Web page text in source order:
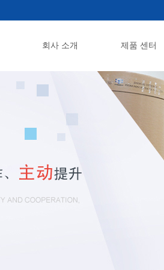
회사 소개 제품 센터